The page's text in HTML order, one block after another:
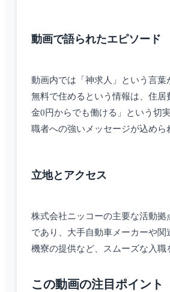
動画で語られたエピソード
動画内では「神求人」という言
無料で住めるという情報は、住
金0円からでも働ける」という切
職者への強いメッセージが込めら
立地とアクセス
株式会社ニッコーの主要な活動
であり、大手自動車メーカーや
機寮の提供など、スムーズな入職
この動画の注目ポイント